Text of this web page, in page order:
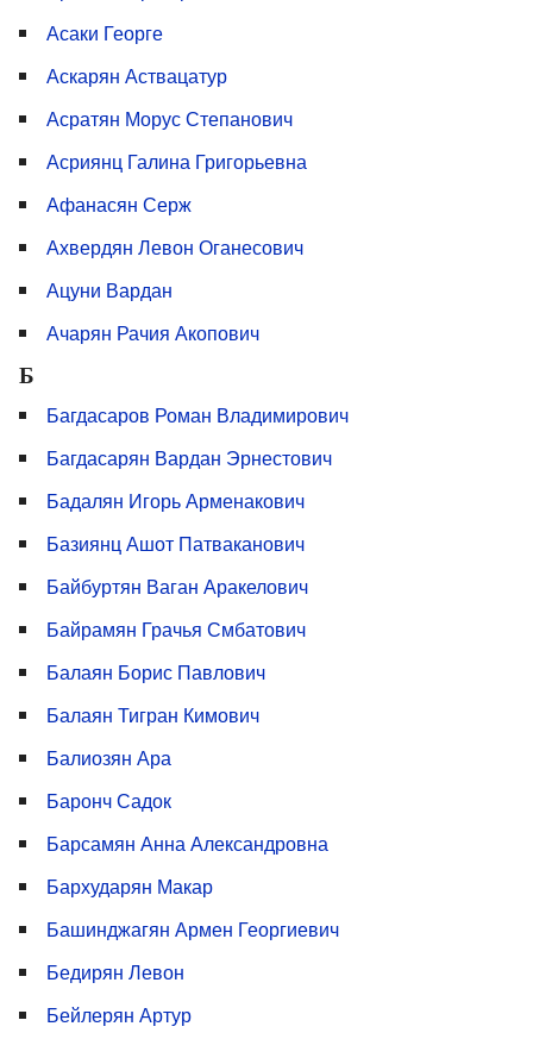
Асаки Георге
Аскарян Аствацатур
Асратян Морус Степанович
Асриянц Галина Григорьевна
Афанасян Серж
Ахвердян Левон Оганесович
Ацуни Вардан
Ачарян Рачия Акопович
Б
Багдасаров Роман Владимирович
Багдасарян Вардан Эрнестович
Бадалян Игорь Арменакович
Базиянц Ашот Патваканович
Байбуртян Ваган Аракелович
Байрамян Грачья Смбатович
Балаян Борис Павлович
Балаян Тигран Кимович
Балиозян Ара
Баронч Садок
Барсамян Анна Александровна
Бархударян Макар
Башинджагян Армен Георгиевич
Бедирян Левон
Бейлерян Артур